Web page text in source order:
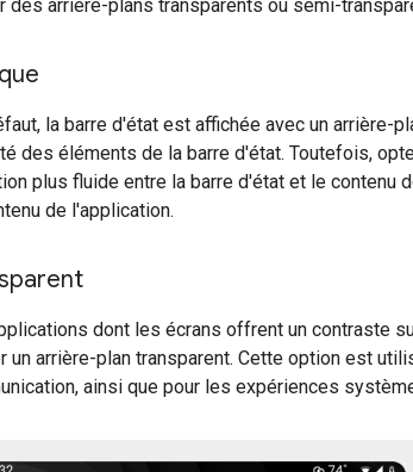
des arrière-plans transparents ou semi-
la barre d'état est affichée avec un arrière-
des éléments de la barre d'état. Toutefois,
plus fluide entre la barre d'état et le contenu
de l'application.
dont les écrans offrent un contraste
un arrière-plan transparent. Cette option est
ainsi que pour les expériences